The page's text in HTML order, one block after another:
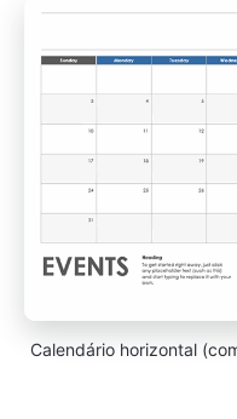
Calendário horizontal